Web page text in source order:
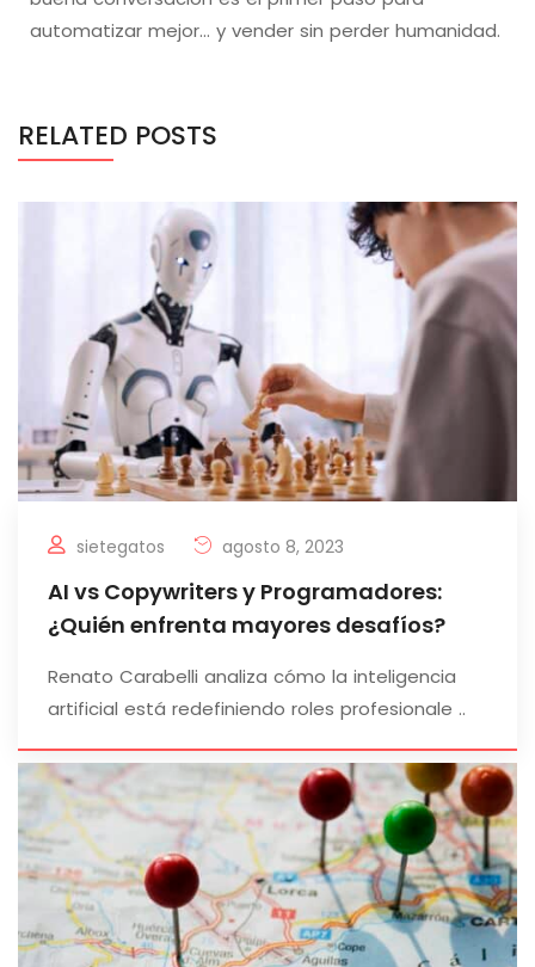
automatizar mejor… y vender sin perder humanidad.
RELATED POSTS
sietegatos agosto 8, 2023
AI vs Copywriters y Programadores:
¿Quién enfrenta mayores desafíos?
Renato Carabelli analiza cómo la inteligencia
artificial está redefiniendo roles profesionale ..